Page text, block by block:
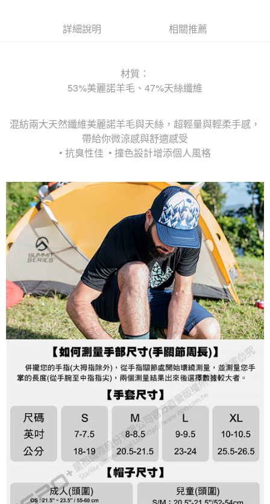
詳細說明 相關推薦
材質：
53%美麗諾羊毛、47%天絲纖維
混紡兩大天然纖維美麗諾羊毛與天絲，超輕量與輕柔手感，
帶給你微涼感與舒適感受
• 抗臭性佳 • 撞色設計增添個人風格